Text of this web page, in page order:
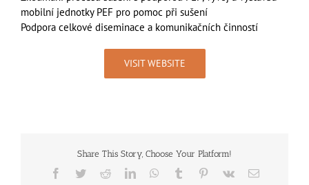
mobilní jednotky PEF pro pomoc při sušení
Podpora celkové diseminace a komunikačních činností
VISIT WEBSITE
Share This Story, Choose Your Platform!
Facebook
TwitterRedditLinkedInWhatsApp
Tumblr Pinterest
Vk Email